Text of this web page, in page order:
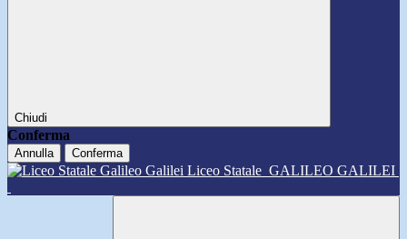
Chiudi
Conferma
Annulla Conferma
Liceo Statale GALILEO GALILEI